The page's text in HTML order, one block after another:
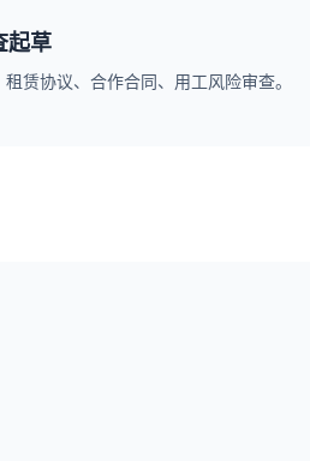
起草
赁协议、合作合同、用工风险审查。